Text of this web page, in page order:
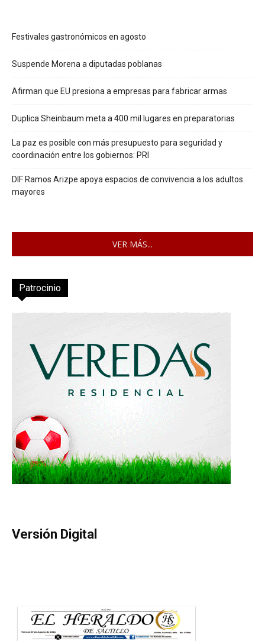
Festivales gastronómicos en agosto
Suspende Morena a diputadas poblanas
Afirman que EU presiona a empresas para fabricar armas
Duplica Sheinbaum meta a 400 mil lugares en preparatorias
La paz es posible con más presupuesto para seguridad y
coordinación entre los gobiernos: PRI
DIF Ramos Arizpe apoya espacios de convivencia a los adultos
mayores
VER MÁS...
Patrocinio
Versión Digital